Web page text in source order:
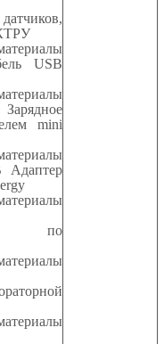
USB
mini
Адаптер
по